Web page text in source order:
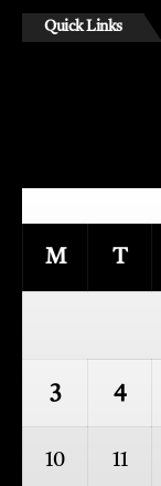
Quick Links
M T
3 4
10 11